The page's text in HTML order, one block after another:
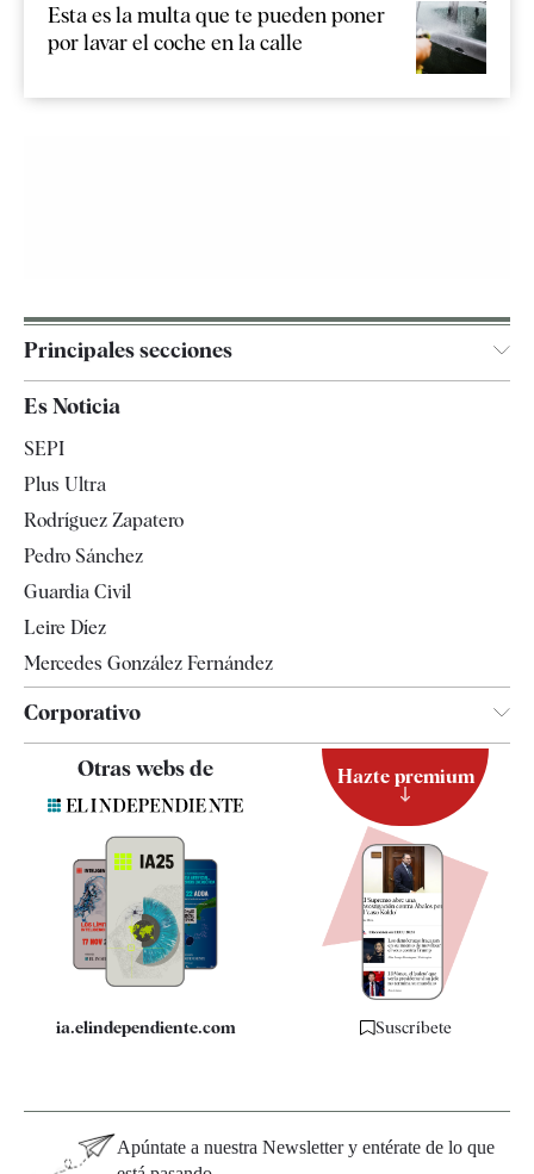
Esta es la multa que te pueden poner
por lavar el coche en la calle
Principales secciones
España
Televisión
Es Noticia
SEPI
Plus Ultra
Rodríguez Zapatero
Pedro Sánchez
Guardia Civil
Leire Díez
Mercedes González Fernández
Corporativo
Contacto
Quiénes somos
Especificaciones
Otras webs de
ia.elindependiente.com
Hazte premium
Suscríbete
Apúntate a nuestra Newsletter y entérate de lo que